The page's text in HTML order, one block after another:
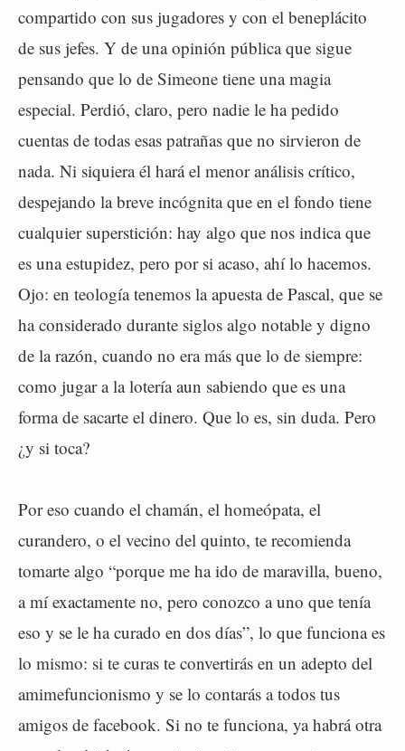
compartido con sus jugadores y con el beneplácito
de sus jefes. Y de una opinión pública que sigue
pensando que lo de Simeone tiene una magia
especial. Perdió, claro, pero nadie le ha pedido
cuentas de todas esas patrañas que no sirvieron de
nada. Ni siquiera él hará el menor análisis crítico,
despejando la breve incógnita que en el fondo tiene
cualquier superstición: hay algo que nos indica que
es una estupidez, pero por si acaso, ahí lo hacemos.
Ojo: en teología tenemos la apuesta de Pascal, que se
ha considerado durante siglos algo notable y digno
de la razón, cuando no era más que lo de siempre:
como jugar a la lotería aun sabiendo que es una
forma de sacarte el dinero. Que lo es, sin duda. Pero
¿y si toca?
Por eso cuando el chamán, el homeópata, el
curandero, o el vecino del quinto, te recomienda
tomarte algo “porque me ha ido de maravilla, bueno,
a mí exactamente no, pero conozco a uno que tenía
eso y se le ha curado en dos días”, lo que funciona es
lo mismo: si te curas te convertirás en un adepto del
amimefuncionismo y se lo contarás a todos tus
amigos de facebook. Si no te funciona, ya habrá otra